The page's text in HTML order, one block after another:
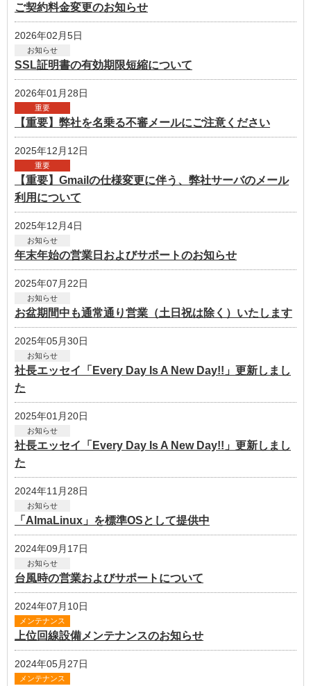
ご契約料金変更のお知らせ
2026年02月5日
お知らせ
SSL証明書の有効期限短縮について
2026年01月28日
重要
【重要】弊社を名乗る不審メールにご注意ください
2025年12月12日
重要
【重要】Gmailの仕様変更に伴う、弊社サーバのメール
利用について
2025年12月4日
お知らせ
年末年始の営業日およびサポートのお知らせ
2025年07月22日
お知らせ
お盆期間中も通常通り営業（土日祝は除く）いたします
2025年05月30日
お知らせ
社長エッセイ「Every Day Is A New Day!!」更新しまし
た
2025年01月20日
お知らせ
社長エッセイ「Every Day Is A New Day!!」更新しまし
た
2024年11月28日
お知らせ
「AlmaLinux」を標準OSとして提供中
2024年09月17日
お知らせ
台風時の営業およびサポートについて
2024年07月10日
メンテナンス
上位回線設備メンテナンスのお知らせ
2024年05月27日
メンテナンス